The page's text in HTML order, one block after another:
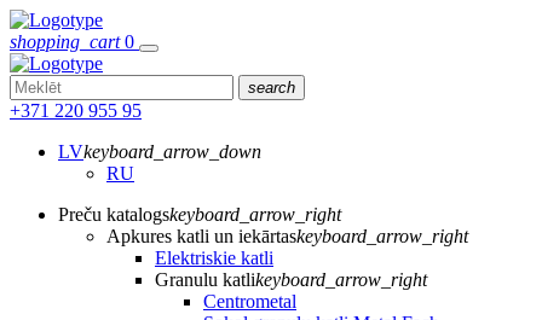
shopping_cart 0
search
+371 220 955 95
LVkeyboard_arrow_down
RU
Preču katalogskeyboard_arrow_right
Apkures katli un iekārtaskeyboard_arrow_right
Elektriskie katli
Granulu katlikeyboard_arrow_right
Centrometal